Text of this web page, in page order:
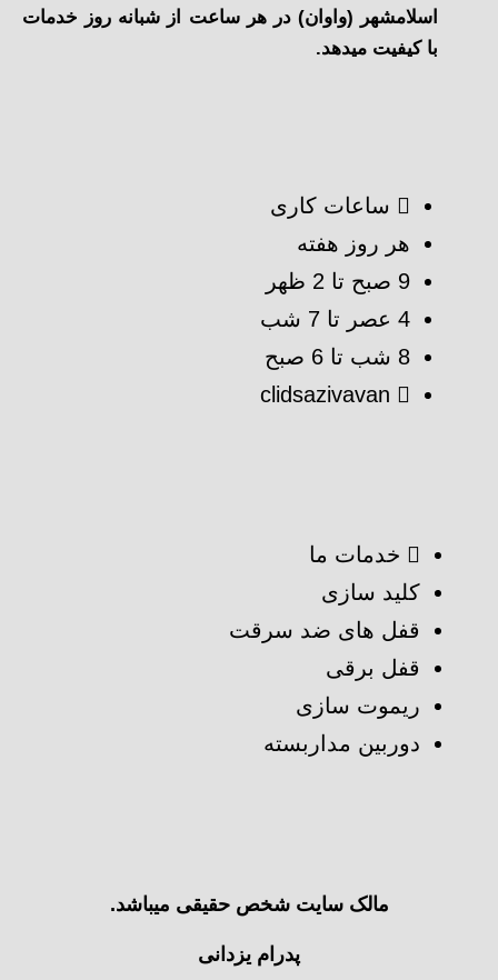
اسلامشهر (واوان) در هر ساعت از شبانه روز خدمات
با کیفیت میدهد.
ساعات کاری
هر روز هفته
9 صبح تا 2 ظهر
4 عصر تا 7 شب
8 شب تا 6 صبح
clidsazivavan
خدمات ما
کلید سازی
قفل های ضد سرقت
قفل برقی
ریموت سازی
دوربین مداربسته
مالک سایت شخص حقیقی میباشد.
پدرام یزدانی